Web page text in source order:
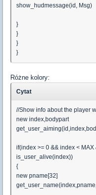
show_hudmessage(id, Msg)
}
}
}
}
Różne kolory:
Cytat
//Show info about the player
new index,bodypart
if(index >= 0 && index <
is_user_alive(index))
{
new pname[32]